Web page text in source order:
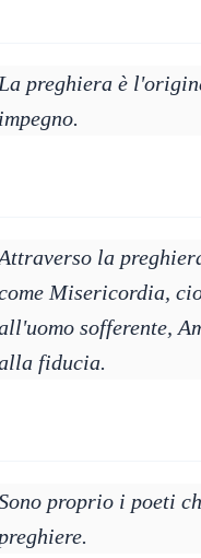
preghiera è
la
Misericordia,
sofferente,
fiducia.
proprio i poeti